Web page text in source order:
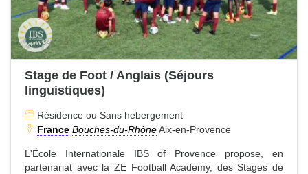
Stage de Foot / Anglais (Séjours
linguistiques)
Résidence ou Sans hebergement
France Bouches-du-RhôneAix-en-Provence
L'École Internationale IBS of Provence propose, en
partenariat avec la ZE Football Academy, des Stages de